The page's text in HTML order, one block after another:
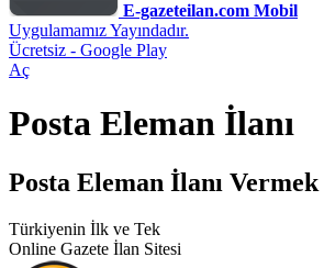
E-gazeteilan.com Mobil
Uygulamamız Yayındadır.
Ücretsiz - Google Play
Aç
Posta Eleman İlanı
Posta Eleman İlanı Vermek
Türkiyenin İlk ve Tek
Online Gazete İlan Sitesi